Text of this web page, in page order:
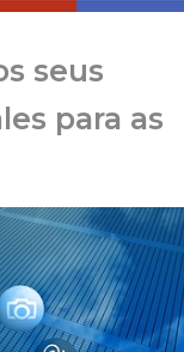
seus
para as